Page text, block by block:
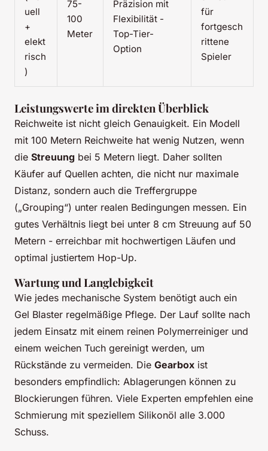
uell
+
elekt
risch
)
75-
100
Meter
Präzision mit
Flexibilität -
Top-Tier-
Option
für
fortgesch
rittene
Spieler
Leistungswerte im direkten Überblick
Reichweite ist nicht gleich Genauigkeit. Ein Modell
mit 100 Metern Reichweite hat wenig Nutzen, wenn
die Streuung bei 5 Metern liegt. Daher sollten
Käufer auf Quellen achten, die nicht nur maximale
Distanz, sondern auch die Treffergruppe
(„Grouping“) unter realen Bedingungen messen. Ein
gutes Verhältnis liegt bei unter 8 cm Streuung auf 50
Metern - erreichbar mit hochwertigen Läufen und
optimal justiertem Hop-Up.
Wartung und Langlebigkeit
Wie jedes mechanische System benötigt auch ein
Gel Blaster regelmäßige Pflege. Der Lauf sollte nach
jedem Einsatz mit einem reinen Polymerreiniger und
einem weichen Tuch gereinigt werden, um
Rückstände zu vermeiden. Die Gearbox ist
besonders empfindlich: Ablagerungen können zu
Blockierungen führen. Viele Experten empfehlen eine
Schmierung mit speziellem Silikonöl alle 3.000
Schuss.